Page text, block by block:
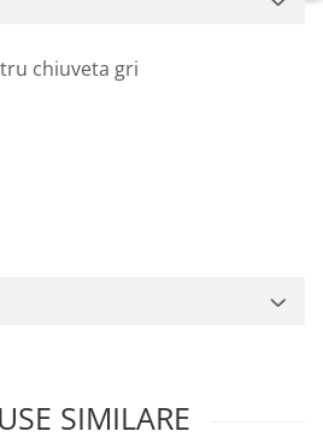
chiuveta gri
SIMILARE